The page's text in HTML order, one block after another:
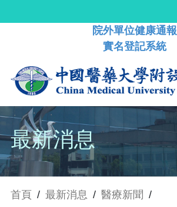
院外單位健康通報
實名登記系統
最新消息
首頁 / 最新消息 / 醫療新聞 /